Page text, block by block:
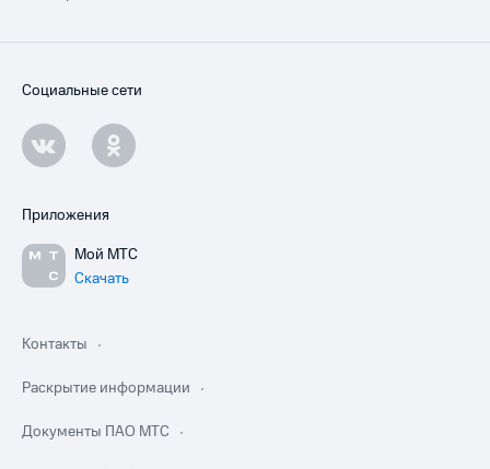
Социальные сети
Приложения
Мой МТС
Скачать
Контакты
Раскрытие информации
Документы ПАО МТС